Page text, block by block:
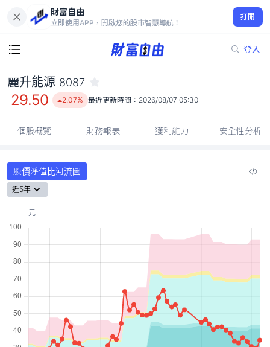
財富自由
立即使用APP，開啟您的股市智慧導航！
打開
登入
29.50
2.07%
麗升能源 8087
29.50 2.07% 最近更新時間： 2026/08/07 05:30
個股概覽 財務報表 獲利能力 安全性分析
股價淨值比河流圖
近5年